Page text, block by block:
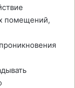
помещений,